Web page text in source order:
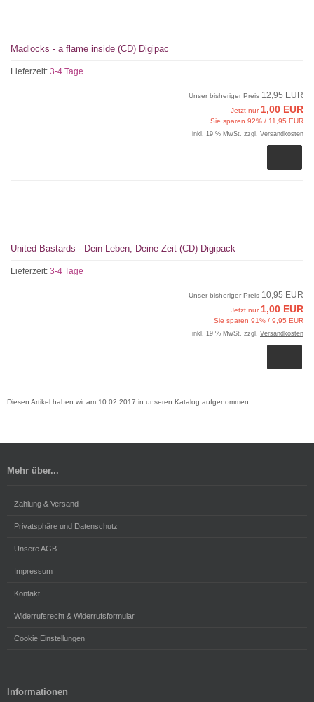
Madlocks - a flame inside (CD) Digipac
Lieferzeit: 3-4 Tage
Unser bisheriger Preis 12,95 EUR
Jetzt nur 1,00 EUR
Sie sparen 92% / 11,95 EUR
inkl. 19 % MwSt. zzgl. Versandkosten
United Bastards - Dein Leben, Deine Zeit (CD) Digipack
Lieferzeit: 3-4 Tage
Unser bisheriger Preis 10,95 EUR
Jetzt nur 1,00 EUR
Sie sparen 91% / 9,95 EUR
inkl. 19 % MwSt. zzgl. Versandkosten
Diesen Artikel haben wir am 10.02.2017 in unseren Katalog aufgenommen.
Mehr über...
Zahlung & Versand
Privatsphäre und Datenschutz
Unsere AGB
Impressum
Kontakt
Widerrufsrecht & Widerrufsformular
Cookie Einstellungen
Informationen